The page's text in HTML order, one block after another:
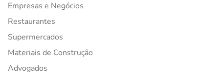
Empresas e Negócios
Restaurantes
Supermercados
Materiais de Construção
Advogados